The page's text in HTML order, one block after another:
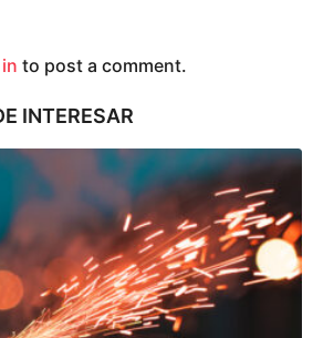
to post a comment.
INTERESAR